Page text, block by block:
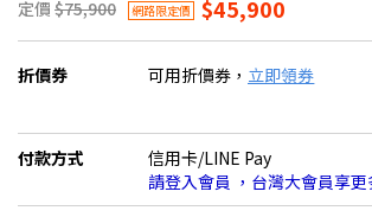
定價 $75,900 網路限定價 $45,900
折價券 可用折價券， 立即領券
付款方式
信用卡/LINE Pay
請登入會員 ，台灣大會員享